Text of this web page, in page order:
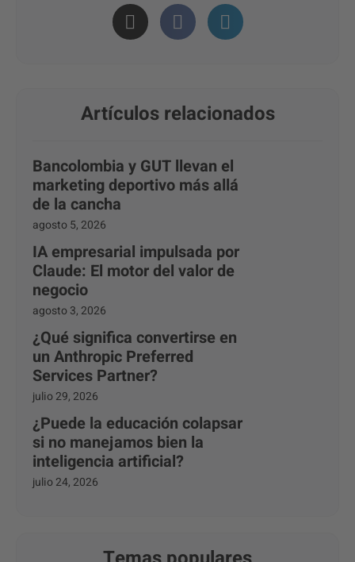
Artículos relacionados
Bancolombia y GUT llevan el
marketing deportivo más allá
de la cancha
agosto 5, 2026
IA empresarial impulsada por
Claude: El motor del valor de
negocio
agosto 3, 2026
¿Qué significa convertirse en
un Anthropic Preferred
Services Partner?
julio 29, 2026
¿Puede la educación colapsar
si no manejamos bien la
inteligencia artificial?
julio 24, 2026